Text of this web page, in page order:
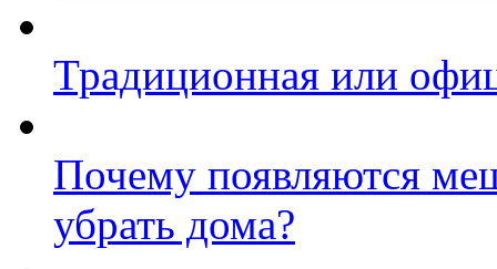
Традиционная или
Почему появляются
убрать дома?